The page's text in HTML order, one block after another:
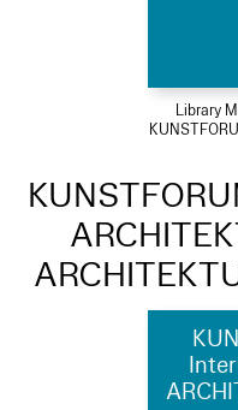
Library